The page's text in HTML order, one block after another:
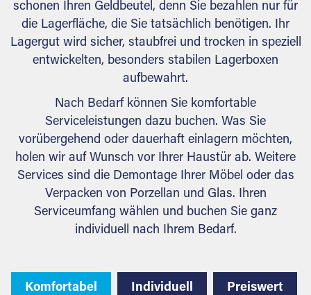
schonen Ihren Geldbeutel, denn Sie bezahlen nur für
die Lagerfläche, die Sie tatsächlich benötigen. Ihr
Lagergut wird sicher, staubfrei und trocken in speziell
entwickelten, besonders stabilen Lagerboxen
aufbewahrt.
Nach Bedarf können Sie komfortable
Serviceleistungen dazu buchen. Was Sie
vorübergehend oder dauerhaft einlagern möchten,
holen wir auf Wunsch vor Ihrer Haustür ab. Weitere
Services sind die Demontage Ihrer Möbel oder das
Verpacken von Porzellan und Glas. Ihren
Serviceumfang wählen und buchen Sie ganz
individuell nach Ihrem Bedarf.
Komfortabel Individuell Preiswert